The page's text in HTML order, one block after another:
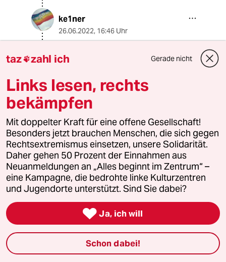
ke1ner
26.06.2022, 16:46 Uhr
Mit "angesichts der ernsten Lage"
Klimaschutz oder Umweltschutz
allgemein und damit leider offenbar
etwas ganz anderes als die "lieben
Grünen"
Also vor Ort das hier: "Reiner Priggen,
[...] Schon 30 Prozent Ablehnung
könnten die neuen grünen Mi­nis­te­
r:in­nen massiv schwächen, fürchten
Realos wie er. Wer dem
Koalitionsvertrag nicht zustimmen
könne, solle während der
Abstimmung doch einfach kurz vor
die Tür gehen, rät der schwarz-grüne
Vordenker Priggen den Delegierten"
(ob er das Wählern auch empfehlen
würde? Also gar nicht erst zur Urne? )
Aber so richtig ernst ist nur noch
taz zahl ich Gerade nicht
Links lesen, rechts
bekämpfen
Mit doppelter Kraft für eine offene Gesellschaft!
Besonders jetzt brauchen Menschen, die sich gegen
Rechtsextremismus einsetzen, unsere Solidarität.
Daher gehen 50 Prozent der Einnahmen aus
Neuanmeldungen an „Alles beginnt im Zentrum“ –
eine Kampagne, die bedrohte linke Kulturzentren
und Jugendorte unterstützt. Sind Sie dabei?
 Ja, ich will
Schon dabei!